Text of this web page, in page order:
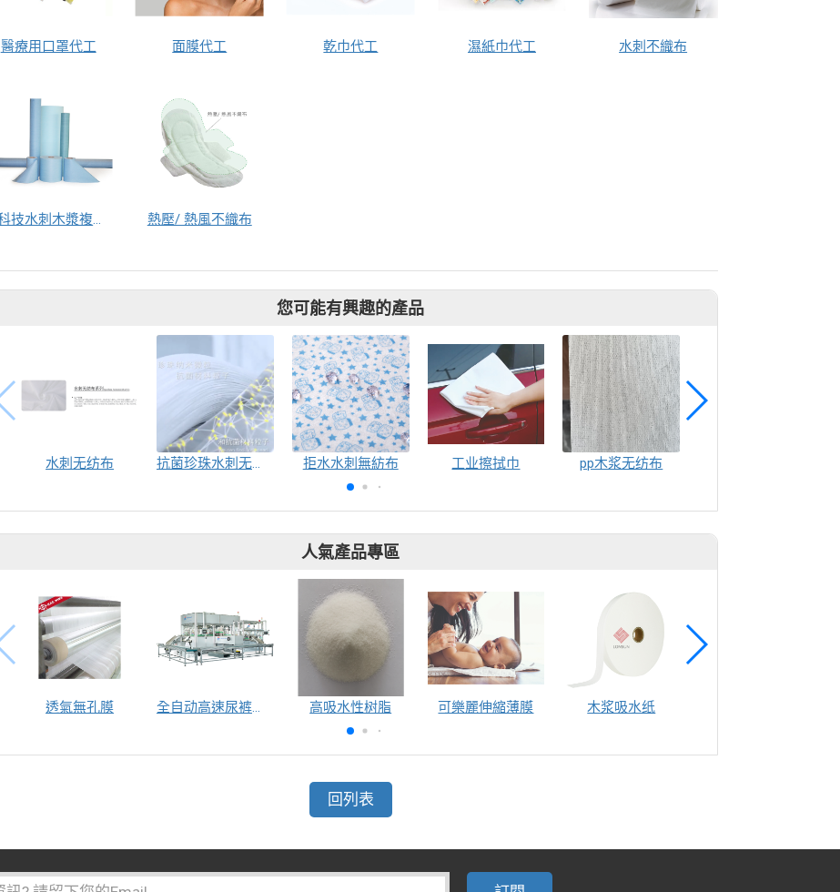
醫療用口罩代工 面膜代工 乾巾代工 濕紙巾代工 水刺不織布
高科技水刺木漿複合布 熱壓/ 熱風不織布
您可能有興趣的產品
水刺无纺布 抗菌珍珠水刺无纺布 拒水水刺無紡布 工业擦拭巾 pp木浆无纺布
人氣產品專區
透氣無孔膜 全自动高速尿裤包装机（自动换号） 高吸水性树脂 可樂麗伸縮薄膜 木浆吸水纸
回列表